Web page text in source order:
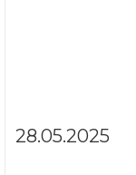
28.05.2025